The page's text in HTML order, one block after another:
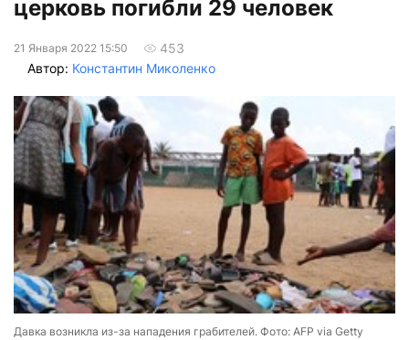
церковь погибли 29 человек
21 Января 2022 15:50
453
Автор: Константин Миколенко
Давка возникла из-за нападения грабителей. Фото: AFP via Getty